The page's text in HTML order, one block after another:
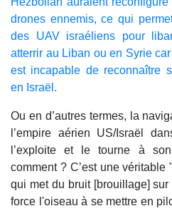
drones ennemis, ce qui
des UAV israéliens pour
atterrir au Liban ou en Syrie
est incapable de reconnaître
en Israël.
Ou en d’autres termes, la
l’empire aérien US/Israël
l’exploite et le tourne à
comment ? C’est une
qui met du bruit [brouillage]
force l'oiseau à se mettre en